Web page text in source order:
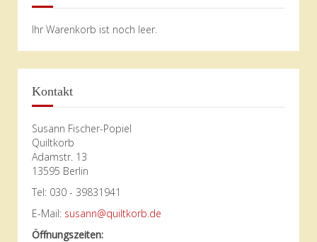
Ihr Warenkorb ist noch leer.
Kontakt
Susann Fischer-Popiel
Quiltkorb
Adamstr. 13
13595 Berlin
Tel: 030 - 39831941
E-Mail: susann@quiltkorb.de
Öffnungszeiten: